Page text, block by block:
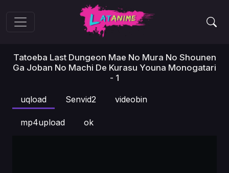
Tatoeba Last Dungeon Mae No Mura No Shounen
Ga Joban No Machi De Kurasu Youna Monogatari
- 1
uqload Senvid2 videobin
mp4upload ok